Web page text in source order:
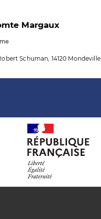
Margaux
Schuman, 14120 Mondeville